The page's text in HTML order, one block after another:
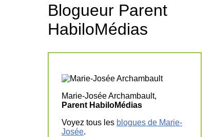
Blogueur Parent
HabiloMédias
Marie-Josée Archambault,
Parent HabiloMédias
Voyez tous les blogues de Marie-
Josée.